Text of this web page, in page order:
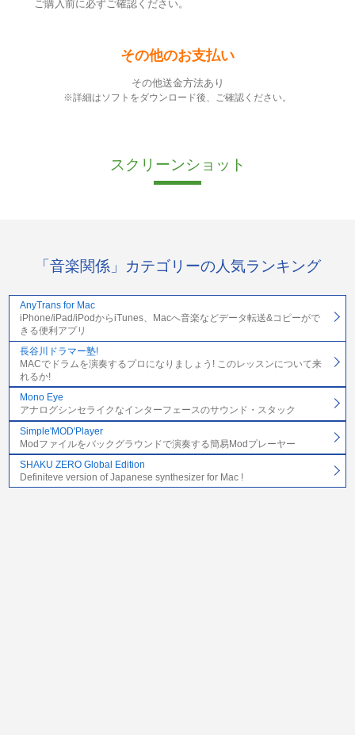
ご購入前に必ずご確認ください。
その他のお支払い
その他送金方法あり
※詳細はソフトをダウンロード後、ご確認ください。
スクリーンショット
「音楽関係」カテゴリーの人気ランキング
AnyTrans for Mac
iPhone/iPad/iPodからiTunes、Macへ音楽などデータ転送&コピーがで
きる便利アプリ
長谷川ドラマー塾!
MACでドラムを演奏するプロになりましょう! このレッスンについて来
れるか!
Mono Eye
アナログシンセライクなインターフェースのサウンド・スタック
Simple'MOD'Player
Modファイルをバックグラウンドで演奏する簡易Modプレーヤー
SHAKU ZERO Global Edition
Definiteve version of Japanese synthesizer for Mac !